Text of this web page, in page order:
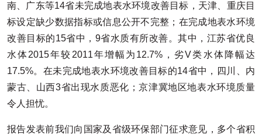
南、广东等14省未完成地表水环境改善目标，天津、重庆目
标设定缺少数据指标或信息公开不完整；在完成地表水环境
改善目标的15省中，9省水质有所改善。其中，江苏省优良
水体2015年较2011年增幅为12.7%，劣V类水体降幅达
17.5%。在未完成地表水环境改善目标的14省中，四川、内
蒙古、山西3省出现水质恶化；京津冀地区地表水环境质量
令人担忧。
报告发表前我们向国家及省级环保部门征求意见，多个省积